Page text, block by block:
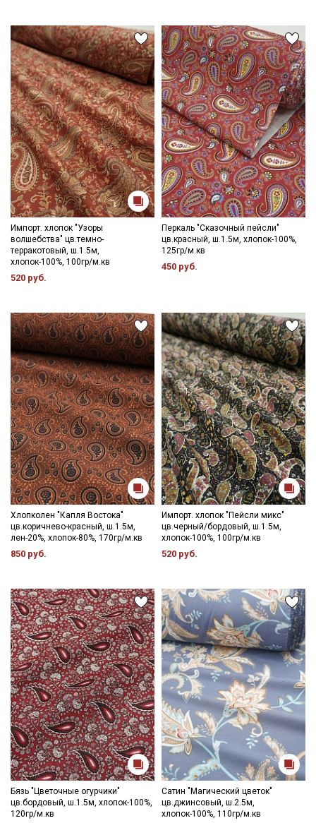
Импорт. хлопок "Узоры
волшебства" цв.темно-
терракотовый, ш.1.5м,
хлопок-100%, 100гр/м.кв
520 руб.
Перкаль "Сказочный пейсли"
цв.красный, ш.1.5м, хлопок-100%,
125гр/м.кв
450 руб.
Хлопколен "Капля Востока"
цв.коричнево-красный, ш.1.5м,
лен-20%, хлопок-80%, 170гр/м.кв
850 руб.
Импорт. хлопок "Пейсли микс"
цв.черный/бордовый, ш.1.5м,
хлопок-100%, 100гр/м.кв
520 руб.
Бязь "Цветочные огурчики"
цв.бордовый, ш.1.5м, хлопок-100%,
120гр/м.кв
Сатин "Магический цветок"
цв.джинсовый, ш.2.5м,
хлопок-100%, 110гр/м.кв